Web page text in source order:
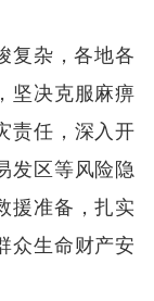
杂，各地各
坚决克服麻痹
责任，深入开
发区等风险隐
援准备，扎实
众生命财产安